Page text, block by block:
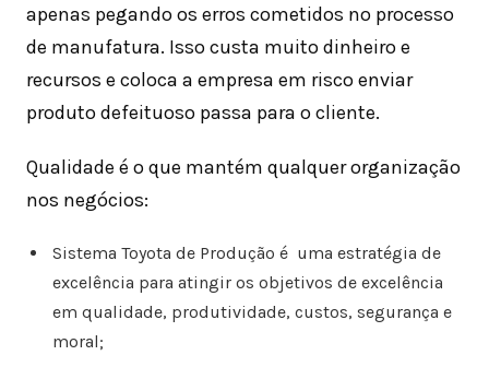
apenas pegando os erros cometidos no processo
de manufatura. Isso custa muito dinheiro e
recursos e coloca a empresa em risco enviar
produto defeituoso passa para o cliente.
Qualidade é o que mantém qualquer organização
nos negócios:
Sistema Toyota de Produção é uma estratégia de
excelência para atingir os objetivos de excelência
em qualidade, produtividade, custos, segurança e
moral;